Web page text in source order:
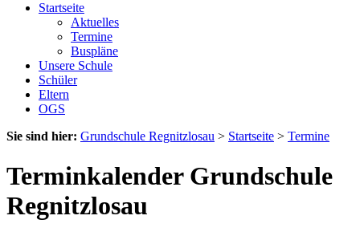
Startseite
Aktuelles
Termine
Buspläne
Unsere Schule
Schüler
Eltern
OGS
Sie sind hier: Grundschule Regnitzlosau > Startseite > Termine
Terminkalender Grundschule
Regnitzlosau